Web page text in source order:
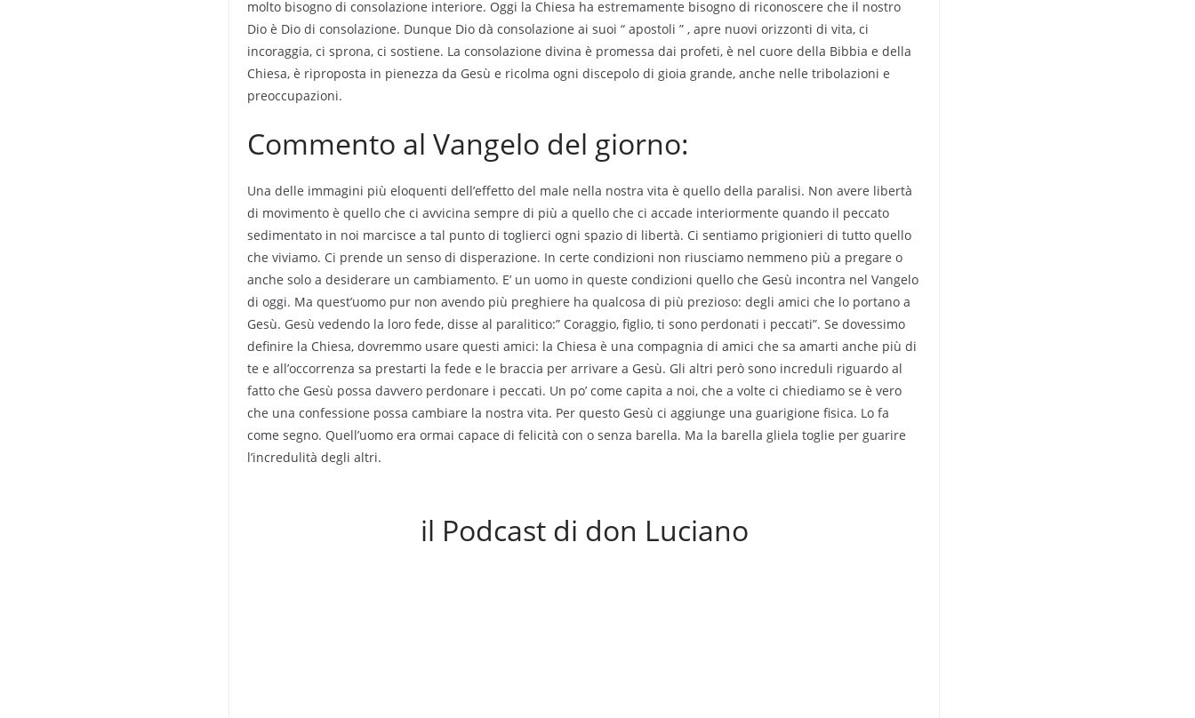
molto bisogno di consolazione interiore. Oggi la Chiesa ha estremamente bisogno di riconoscere che il nostro
Dio è Dio di consolazione. Dunque Dio dà consolazione ai suoi “ apostoli ” , apre nuovi orizzonti di vita, ci
incoraggia, ci sprona, ci sostiene. La consolazione divina è promessa dai profeti, è nel cuore della Bibbia e della
Chiesa, è riproposta in pienezza da Gesù e ricolma ogni discepolo di gioia grande, anche nelle tribolazioni e
preoccupazioni.
Commento al Vangelo del giorno:
Una delle immagini più eloquenti dell’effetto del male nella nostra vita è quello della paralisi. Non avere libertà
di movimento è quello che ci avvicina sempre di più a quello che ci accade interiormente quando il peccato
sedimentato in noi marcisce a tal punto di toglierci ogni spazio di libertà. Ci sentiamo prigionieri di tutto quello
che viviamo. Ci prende un senso di disperazione. In certe condizioni non riusciamo nemmeno più a pregare o
anche solo a desiderare un cambiamento. E’ un uomo in queste condizioni quello che Gesù incontra nel Vangelo
di oggi. Ma quest’uomo pur non avendo più preghiere ha qualcosa di più prezioso: degli amici che lo portano a
Gesù. Gesù vedendo la loro fede, disse al paralitico:” Coraggio, figlio, ti sono perdonati i peccati”. Se dovessimo
definire la Chiesa, dovremmo usare questi amici: la Chiesa è una compagnia di amici che sa amarti anche più di
te e all’occorrenza sa prestarti la fede e le braccia per arrivare a Gesù. Gli altri però sono increduli riguardo al
fatto che Gesù possa davvero perdonare i peccati. Un po’ come capita a noi, che a volte ci chiediamo se è vero
che una confessione possa cambiare la nostra vita. Per questo Gesù ci aggiunge una guarigione fisica. Lo fa
come segno. Quell’uomo era ormai capace di felicità con o senza barella. Ma la barella gliela toglie per guarire
l’incredulità degli altri.
il Podcast di don Luciano